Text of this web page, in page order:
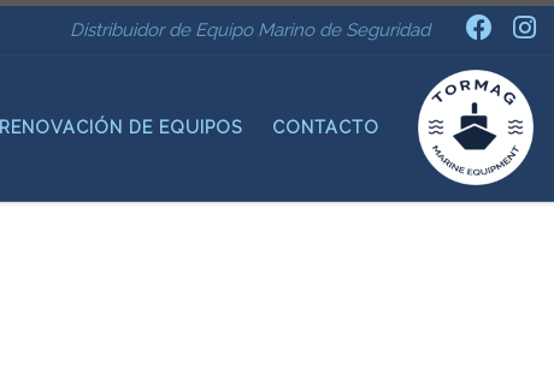
Distribuidor de Equipo Marino de Seguridad
RENOVACIÓN DE EQUIPOS CONTACTO